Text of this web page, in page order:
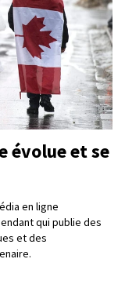
évolue et se
en ligne
qui publie des
et des